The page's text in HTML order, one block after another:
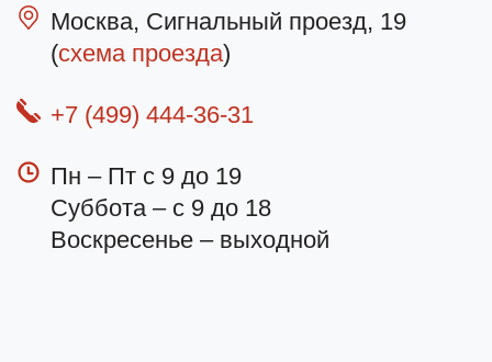
Москва, Сигнальный проезд, 19
(схема проезда)
+7 (499) 444-36-31
Пн – Пт с 9 до 19
Суббота – с 9 до 18
Воскресенье – выходной